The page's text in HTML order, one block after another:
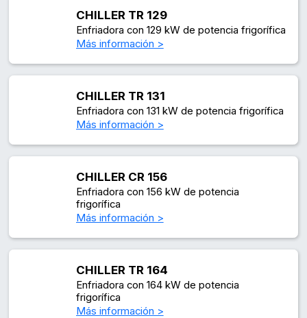
CHILLER TR 129
Enfriadora con 129 kW de potencia frigorífica
Más información >
CHILLER TR 131
Enfriadora con 131 kW de potencia frigorífica
Más información >
CHILLER CR 156
Enfriadora con 156 kW de potencia
frigorífica
Más información >
CHILLER TR 164
Enfriadora con 164 kW de potencia
frigorífica
Más información >